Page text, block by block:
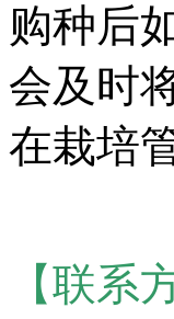
购种后
会及时
在栽培
【联系